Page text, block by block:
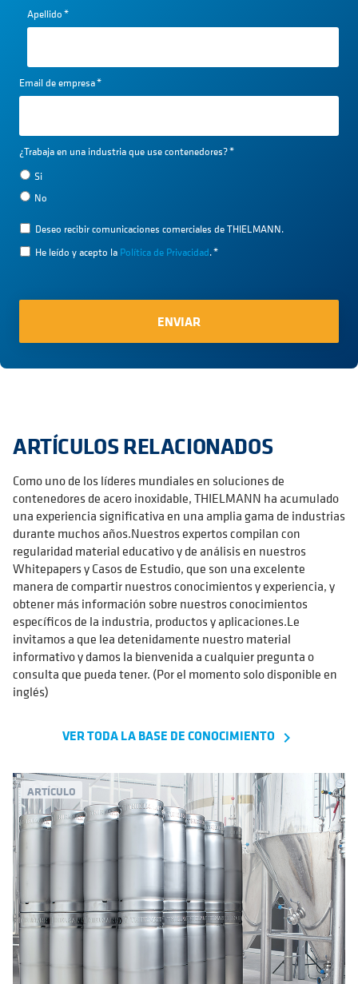
Apellido*
Email de empresa*
¿Trabaja en una industria que use contenedores?*
Si
No
Deseo recibir comunicaciones comerciales de THIELMANN.
He leído y acepto la Política de Privacidad.*
ARTÍCULOS RELACIONADOS
Como uno de los líderes mundiales en soluciones de
contenedores de acero inoxidable, THIELMANN ha acumulado
una experiencia significativa en una amplia gama de industrias
durante muchos años.Nuestros expertos compilan con
regularidad material educativo y de análisis en nuestros
Whitepapers y Casos de Estudio, que son una excelente
manera de compartir nuestros conocimientos y experiencia, y
obtener más información sobre nuestros conocimientos
específicos de la industria, productos y aplicaciones.Le
invitamos a que lea detenidamente nuestro material
informativo y damos la bienvenida a cualquier pregunta o
consulta que pueda tener. (Por el momento solo disponible en
inglés)
VER TODA LA BASE DE CONOCIMIENTO navigate_next
ARTÍCULO